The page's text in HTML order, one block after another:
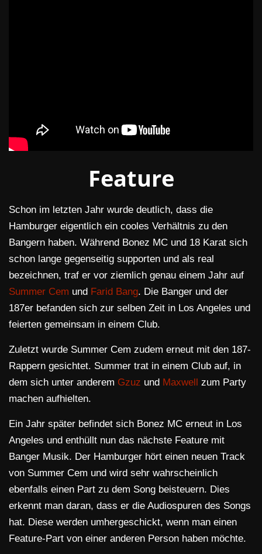
Feature
Schon im letzten Jahr wurde deutlich, dass die
Hamburger eigentlich ein cooles Verhältnis zu den
Bangern haben. Während Bonez MC und 18 Karat sich
schon lange gegenseitig supporten und als real
bezeichnen, traf er vor ziemlich genau einem Jahr auf
Summer Cem und Farid Bang. Die Banger und der
187er befanden sich zur selben Zeit in Los Angeles und
feierten gemeinsam in einem Club.
Zuletzt wurde Summer Cem zudem erneut mit den 187-
Rappern gesichtet. Summer trat in einem Club auf, in
dem sich unter anderem Gzuz und Maxwell zum Party
machen aufhielten.
Ein Jahr später befindet sich Bonez MC erneut in Los
Angeles und enthüllt nun das nächste Feature mit
Banger Musik. Der Hamburger hört einen neuen Track
von Summer Cem und wird sehr wahrscheinlich
ebenfalls einen Part zu dem Song beisteuern. Dies
erkennt man daran, dass er die Audiospuren des Songs
hat. Diese werden umhergeschickt, wenn man einen
Feature-Part von einer anderen Person haben möchte.